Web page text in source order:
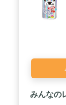
みんなの